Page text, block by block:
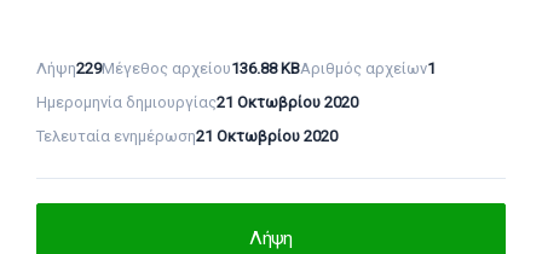
Λήψη229Μέγεθος αρχείου136.88 KBΑριθμός αρχείων1
Ημερομηνία δημιουργίας21 Οκτωβρίου 2020
Τελευταία ενημέρωση21 Οκτωβρίου 2020
Λήψη